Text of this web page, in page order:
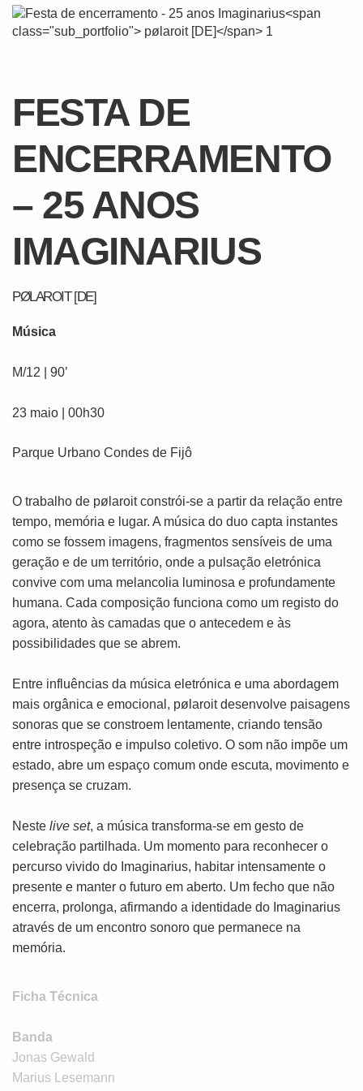
FESTA DE
ENCERRAMENTO
– 25 ANOS
IMAGINARIUS
PØLAROIT [DE]
Música
M/12 | 90’
23 maio | 00h30
Parque Urbano Condes de Fijô
O trabalho de pølaroit constrói-se a partir da relação entre
tempo, memória e lugar. A música do duo capta instantes
como se fossem imagens, fragmentos sensíveis de uma
geração e de um território, onde a pulsação eletrónica
convive com uma melancolia luminosa e profundamente
humana. Cada composição funciona como um registo do
agora, atento às camadas que o antecedem e às
possibilidades que se abrem.
Entre influências da música eletrónica e uma abordagem
mais orgânica e emocional, pølaroit desenvolve paisagens
sonoras que se constroem lentamente, criando tensão
entre introspeção e impulso coletivo. O som não impõe um
estado, abre um espaço comum onde escuta, movimento e
presença se cruzam.
Nestelive set, a música transforma-se em gesto de
celebração partilhada. Um momento para reconhecer o
percurso vivido do Imaginarius, habitar intensamente o
presente e manter o futuro em aberto. Um fecho que não
encerra, prolonga, afirmando a identidade do Imaginarius
através de um encontro sonoro que permanece na
memória.
Ficha Técnica
Banda
Jonas Gewald
Marius Lesemann